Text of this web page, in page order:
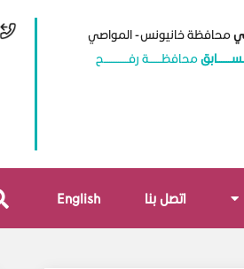
محافظة خانيونس - المواصي
محافظـــــــة رفــــــــــــــح
اتصل بنا English